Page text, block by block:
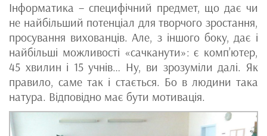
Інформатика – специфічний предмет, що дає чи
не найбільший потенціал для творчого зростання,
просування вихованців. Але, з іншого боку, дає і
найбільші можливості «сачканути»: є комп’ютер,
45 хвилин і 15 учнів… Ну, ви зрозуміли далі. Як
правило, саме так і стається. Бо в людини така
натура. Відповідно має бути мотивація.